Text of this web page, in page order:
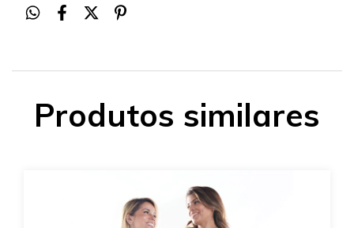
Produtos similares